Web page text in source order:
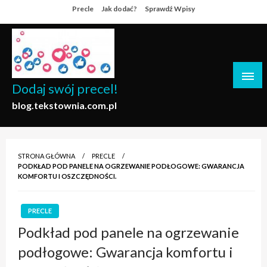
to
content
Precle Jak dodać? Sprawdź Wpisy
Dodaj swój precel!
blog.tekstownia.com.pl
STRONA GŁÓWNA
PRECLE
PODKŁAD POD PANELE NA OGRZEWANIE PODŁOGOWE: GWARANCJA
KOMFORTU I OSZCZĘDNOŚCI.
PRECLE
Podkład pod panele na ogrzewanie
podłogowe: Gwarancja komfortu i